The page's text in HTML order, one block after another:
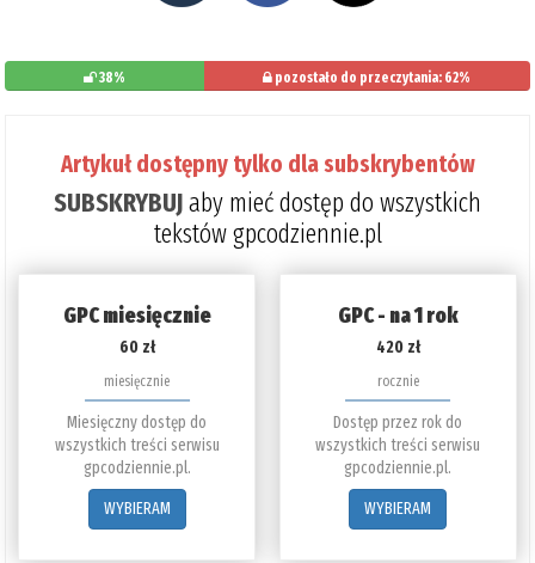
38% pozostało do przeczytania: 62%
Artykuł dostępny tylko dla subskrybentów
SUBSKRYBUJaby mieć dostęp do wszystkich
tekstów gpcodziennie.pl
GPC miesięcznie
60 zł
miesięcznie
Miesięczny dostęp do
wszystkich treści serwisu
gpcodziennie.pl.
WYBIERAM
GPC - na 1 rok
420 zł
rocznie
Dostęp przez rok do
wszystkich treści serwisu
gpcodziennie.pl.
WYBIERAM